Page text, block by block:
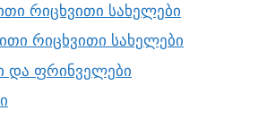
რიცხვითი სახელები
რიცხვითი სახელები
და ფრინველები